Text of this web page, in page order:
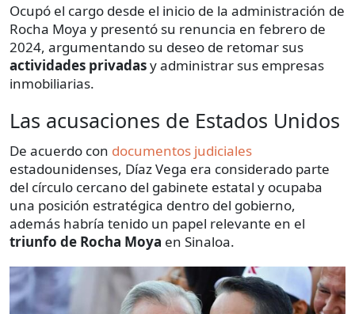
Ocupó el cargo desde el inicio de la administración de
Rocha Moya y presentó su renuncia en febrero de
2024, argumentando su deseo de retomar sus
actividades privadasy administrar sus empresas
inmobiliarias.
Las acusaciones de Estados Unidos
De acuerdo con documentos judiciales
estadounidenses, Díaz Vega era considerado parte
del círculo cercano del gabinete estatal y ocupaba
una posición estratégica dentro del gobierno,
además habría tenido un papel relevante en el
triunfo de Rocha Moya en Sinaloa.